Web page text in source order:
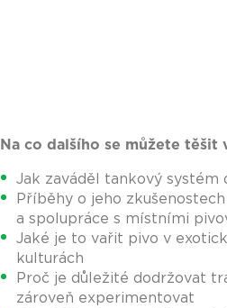
Na co dalšího se můžete
Jak zaváděl tankový systém
Příběhy o jeho
a spolupráce s místními
Jaké je to vařit pivo v
kulturách
Proč je důležité dodržovat
zároveň experimentovat